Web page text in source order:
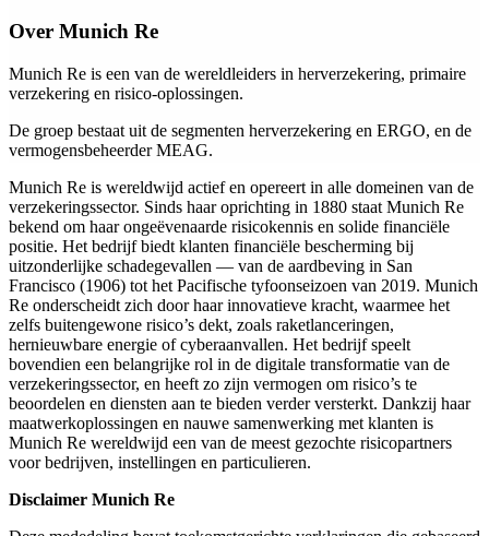
Over Munich Re
Munich Re is een van de wereldleiders in herverzekering, primaire
verzekering en risico-oplossingen.
De groep bestaat uit de segmenten herverzekering en ERGO, en de
vermogensbeheerder MEAG.
Munich Re is wereldwijd actief en opereert in alle domeinen van de
verzekeringssector. Sinds haar oprichting in 1880 staat Munich Re
bekend om haar ongeëvenaarde risicokennis en solide financiële
positie. Het bedrijf biedt klanten financiële bescherming bij
uitzonderlijke schadegevallen — van de aardbeving in San
Francisco (1906) tot het Pacifische tyfoonseizoen van 2019. Munich
Re onderscheidt zich door haar innovatieve kracht, waarmee het
zelfs buitengewone risico’s dekt, zoals raketlanceringen,
hernieuwbare energie of cyberaanvallen. Het bedrijf speelt
bovendien een belangrijke rol in de digitale transformatie van de
verzekeringssector, en heeft zo zijn vermogen om risico’s te
beoordelen en diensten aan te bieden verder versterkt. Dankzij haar
maatwerkoplossingen en nauwe samenwerking met klanten is
Munich Re wereldwijd een van de meest gezochte risicopartners
voor bedrijven, instellingen en particulieren.
Disclaimer Munich Re